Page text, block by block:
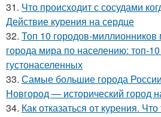
31. Что происходит с сосудами
Действие курения на сердце
32. Топ 10 городов-
города мира по населению: топ-
густонаселенных
33. Самые большие города
Новгород — исторический город
34. Как отказаться от курения.